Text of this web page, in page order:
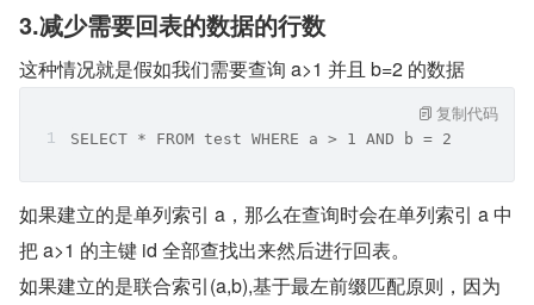
3.减少需要回表的数据的行数
这种情况就是假如我们需要查询 a>1 并且 b=2 的数据
SELECT * FROM test WHERE a > 1 AND b = 2
复制代码
如果建立的是单列索引 a，那么在查询时会在单列索引 a 中
把 a>1 的主键 id 全部查找出来然后进行回表。
如果建立的是联合索引(a,b),基于最左前缀匹配原则，因为